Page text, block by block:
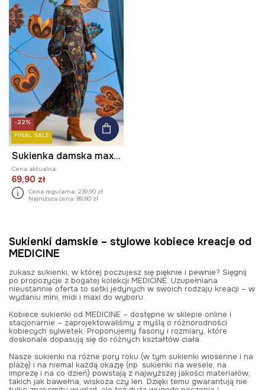
-22%
FINAL SALE
Sukienka damska maxi z kolekcji Karolina Matyjaszkowicz x Medicine kolor czarny
Cena aktualna:
69,90 zł
Cena regularna: 239,90 zł
Najniższa cena: 89,90 zł
Sukienki damskie – stylowe kobiece kreacje od
MEDICINE
zukasz sukienki, w której poczujesz się pięknie i pewnie? Sięgnij
po propozycje z bogatej kolekcji MEDICINE. Uzupełniana
nieustannie oferta to setki jedynych w swoich rodzaju kreacji – w
wydaniu mini, midi i maxi do wyboru.
Kobiece sukienki od MEDICINE – dostępne w sklepie online i
stacjonarnie – zaprojektowaliśmy z myślą o różnorodności
kobiecych sylwetek. Proponujemy fasony i rozmiary, które
doskonale dopasują się do różnych kształtów ciała.
Nasze sukienki na różne pory roku (w tym sukienki wiosenne i na
plażę) i na niemal każdą okazję (np. sukienki na wesele, na
imprezę i na co dzień) powstają z najwyższej jakości materiałów,
takich jak bawełna, wiskoza czy len. Dzięki temu gwarantują nie